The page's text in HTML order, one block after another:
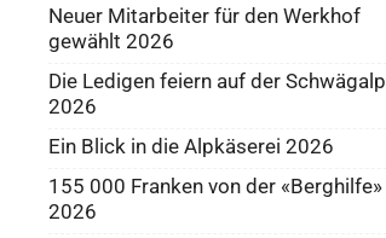
Neuer Mitarbeiter für den Werkhof
gewählt 2026
Die Ledigen feiern auf der Schwägalp
2026
Ein Blick in die Alpkäserei 2026
155 000 Franken von der «Berghilfe»
2026